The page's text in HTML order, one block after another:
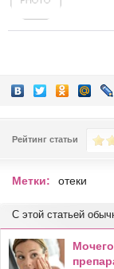
Рейтинг статьи
Метки: отеки
С этой статьей